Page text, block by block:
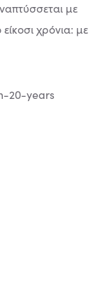
με
χρόνια: με